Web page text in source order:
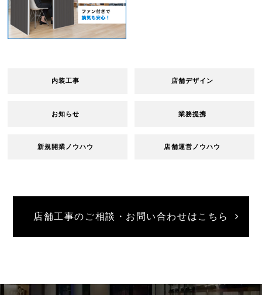
内装工事 店舗デザイン
お知らせ 業務提携
新規開業ノウハウ 店舗運営ノウハウ
店舗工事のご相談・お問い合わせはこちら